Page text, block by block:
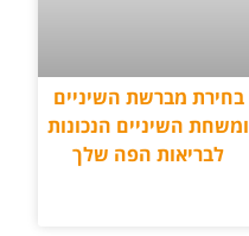
בחירת מברשת השיניים
ומשחת השיניים הנכונות
לבריאות הפה שלך